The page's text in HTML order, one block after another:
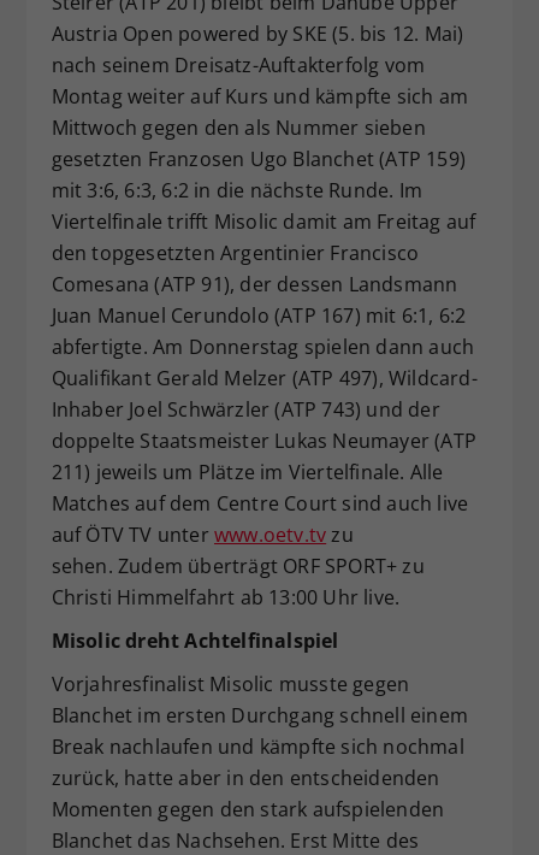
Austria Open powered by SKE (5. bis 12. Mai)
nach seinem Dreisatz-Auftakterfolg vom
Montag weiter auf Kurs und kämpfte sich am
Mittwoch gegen den als Nummer sieben
gesetzten Franzosen Ugo Blanchet (ATP 159)
mit 3:6, 6:3, 6:2 in die nächste Runde. Im
Viertelfinale trifft Misolic damit am Freitag auf
den topgesetzten Argentinier Francisco
Comesana (ATP 91), der dessen Landsmann
Juan Manuel Cerundolo (ATP 167) mit 6:1, 6:2
abfertigte. Am Donnerstag spielen dann auch
Qualifikant Gerald Melzer (ATP 497), Wildcard-
Inhaber Joel Schwärzler (ATP 743) und der
doppelte Staatsmeister Lukas Neumayer (ATP
211) jeweils um Plätze im Viertelfinale. Alle
Matches auf dem Centre Court sind auch live
auf ÖTV TV unter www.oetv.tvzu
sehen. Zudem überträgt ORF SPORT+ zu
Christi Himmelfahrt ab 13:00 Uhr live.
Misolic dreht Achtelfinalspiel
Vorjahresfinalist Misolic musste gegen
Blanchet im ersten Durchgang schnell einem
Break nachlaufen und kämpfte sich nochmal
zurück, hatte aber in den entscheidenden
Momenten gegen den stark aufspielenden
Blanchet das Nachsehen. Erst Mitte des
Zweck
Dieser Wert speichert Ihre Consent-
Einstellungen. Unter anderem eine
zufällig generierte ID, für die
historische Speicherung Ihrer
vorgenommen Einstellungen, falls der
Webseiten-Betreiber dies eingestellt
hat.